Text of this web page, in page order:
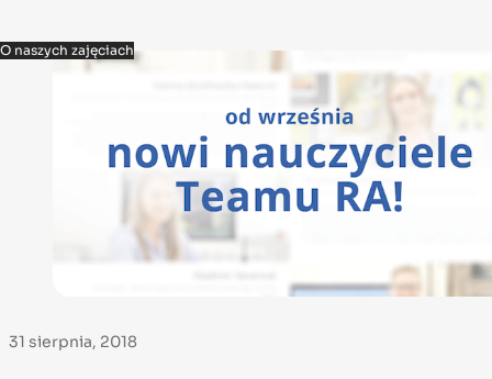
O naszych zajęciach
31 sierpnia, 2018